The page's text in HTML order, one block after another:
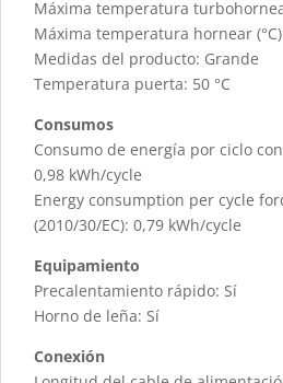
Máxima temperatura turbohornea
Máxima temperatura hornear
Medidas del producto: Grande
Temperatura puerta: 50 °C
Consumos
Consumo de energía por ciclo
0,98 kWh/cycle
Energy consumption per cycle
(2010/30/EC): 0,79 kWh/cycle
Equipamiento
Precalentamiento rápido: Sí
Horno de leña: Sí
Conexión